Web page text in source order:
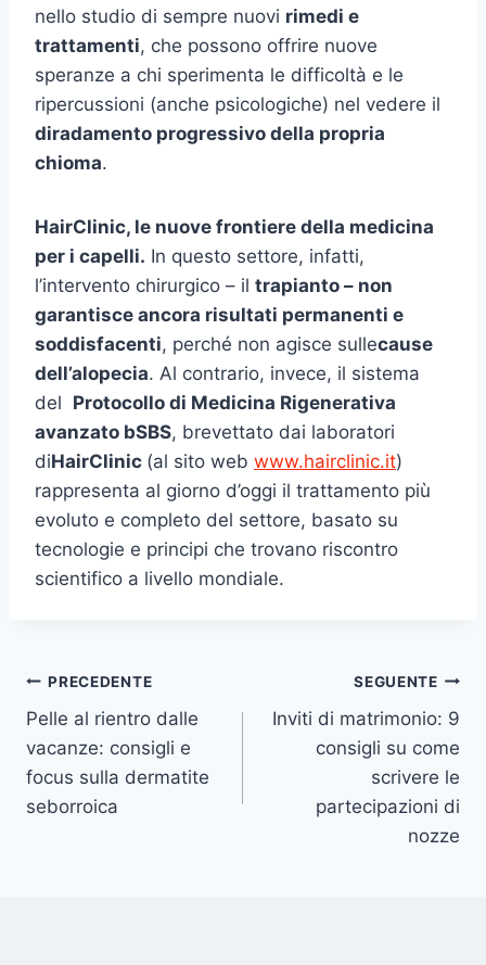
nello studio di sempre nuovi rimedi e
trattamenti, che possono offrire nuove
speranze a chi sperimenta le difficoltà e le
ripercussioni (anche psicologiche) nel vedere il
diradamento progressivo della propria
chioma.
HairClinic, le nuove frontiere della medicina
per i capelli. In questo settore, infatti,
l’intervento chirurgico – il trapianto – non
garantisce ancora risultati permanenti e
soddisfacenti, perché non agisce sullecause
dell’alopecia. Al contrario, invece, il sistema
del Protocollo di Medicina Rigenerativa
avanzato bSBS, brevettato dai laboratori
diHairClinic (al sito web www.hairclinic.it)
rappresenta al giorno d’oggi il trattamento più
evoluto e completo del settore, basato su
tecnologie e principi che trovano riscontro
scientifico a livello mondiale.
Navigazione
articoli
PRECEDENTE
Pelle al rientro dalle
vacanze: consigli e
focus sulla dermatite
seborroica
SEGUENTE
Inviti di matrimonio: 9
consigli su come
scrivere le
partecipazioni di
nozze